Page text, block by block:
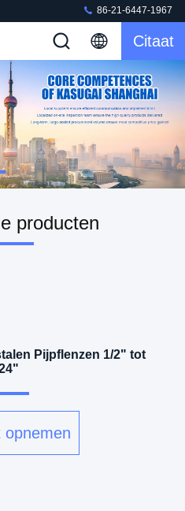
86-21-6447-1967
Citaat
producten
Pijpflenzen 1/2" tot
opnemen